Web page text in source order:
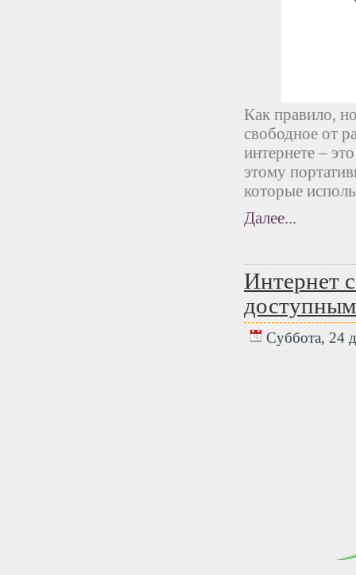
Как правило,
свободное от
интернете –
этому
которые
Далее...
Интернет
Суббота, 24